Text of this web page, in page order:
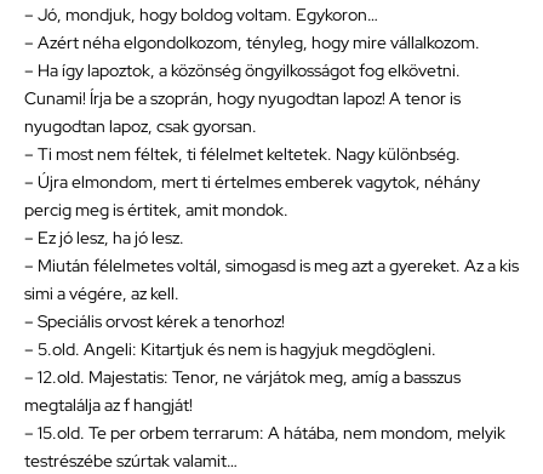
– Jó, mondjuk, hogy boldog voltam. Egykoron…
– Azért néha elgondolkozom, tényleg, hogy mire vállalkozom.
– Ha így lapoztok, a közönség öngyilkosságot fog elkövetni.
Cunami! Írja be a szoprán, hogy nyugodtan lapoz! A tenor is
nyugodtan lapoz, csak gyorsan.
– Ti most nem féltek, ti félelmet keltetek. Nagy különbség.
– Újra elmondom, mert ti értelmes emberek vagytok, néhány
percig meg is értitek, amit mondok.
– Ez jó lesz, ha jó lesz.
– Miután félelmetes voltál, simogasd is meg azt a gyereket. Az a kis
simi a végére, az kell.
– Speciális orvost kérek a tenorhoz!
– 5.old. Angeli: Kitartjuk és nem is hagyjuk megdögleni.
– 12.old. Majestatis: Tenor, ne várjátok meg, amíg a basszus
megtalálja az f hangját!
– 15.old. Te per orbem terrarum: A hátába, nem mondom, melyik
testrészébe szúrtak valamit…